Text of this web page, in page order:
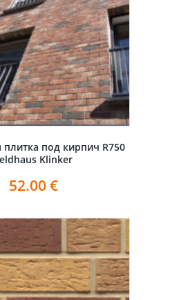
плитка под кирпич R750
Klinker
52.00 €